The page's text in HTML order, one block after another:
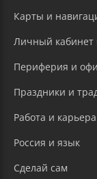
Карты и
Личный кабинет
Периферия и
Праздники и
Работа и карьера
Россия и язык
Сделай сам